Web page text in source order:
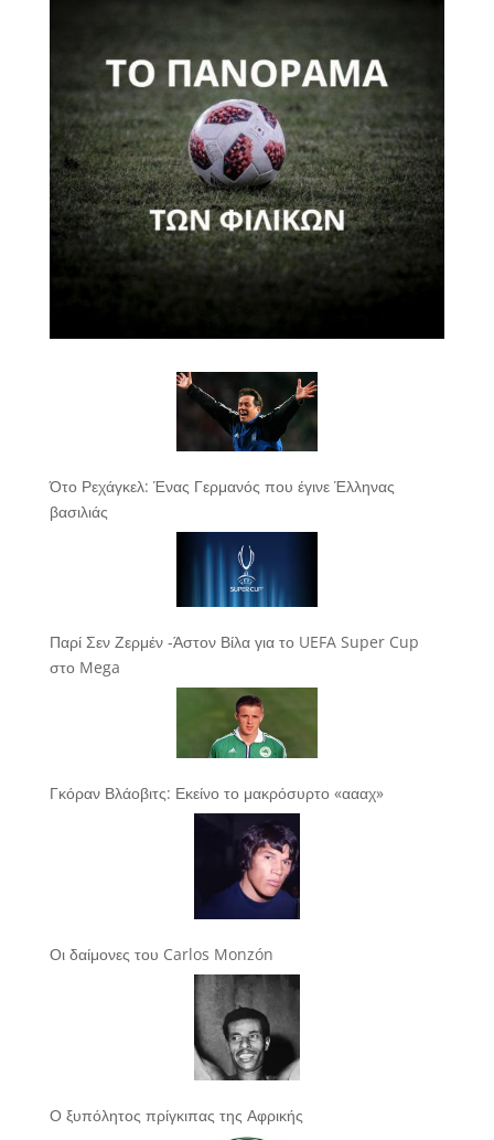
Ότο Ρεχάγκελ: Ένας Γερμανός που έγινε Έλληνας
βασιλιάς
Παρί Σεν Ζερμέν -Άστον Βίλα για το UEFA Super Cup
στο Mega
Γκόραν Βλάοβιτς: Εκείνο το μακρόσυρτο «αααχ»
Οι δαίμονες του Carlos Monzón
Ο ξυπόλητος πρίγκιπας της Αφρικής